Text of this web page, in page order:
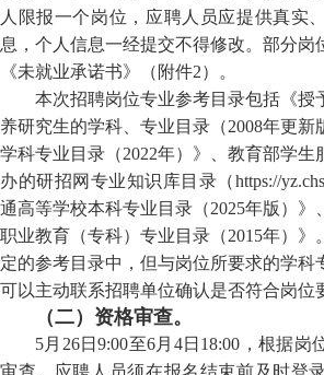
人限报一个岗位，应聘人员应提供真实
息，个人信息一经提交不得修改。部分岗
《未就业承诺书》（附件2）。
本次招聘岗位专业参考目录包括《授
养研究生的学科、专业目录（2008年更新
学科专业目录（2022年）》、教育部学生
办的研招网专业知识库目录（https://
通高等学校本科专业目录（2025年版）》
职业教育（专科）专业目录（2015年）》
定的参考目录中，但与岗位所要求的学科
可以主动联系招聘单位确认是否符合岗位
（二）资格审查。
5月 26日9:00至6月 4日18:00，根据岗
审查。应聘人员须在报名结束前及时登